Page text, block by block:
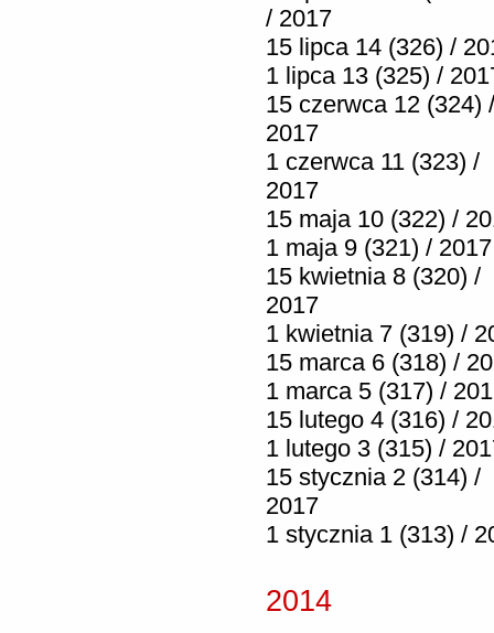
/ 2017
15 lipca 14 (326) /
1 lipca 13 (325) /
15 czerwca 12 (324) /
2017
1 czerwca 11 (323) /
2017
15 maja 10 (322) /
1 maja 9 (321) / 2017
15 kwietnia 8 (320) /
2017
1 kwietnia 7 (319) /
15 marca 6 (318) /
1 marca 5 (317) /
15 lutego 4 (316) /
1 lutego 3 (315) /
15 stycznia 2 (314) /
2017
1 stycznia 1 (313) /
2014